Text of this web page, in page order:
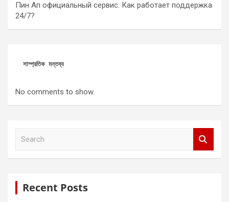
Пин Ап официальный сервис: Как работает поддержка
24/7?
সাম্প্রতিক মন্তব্য
No comments to show.
Recent Posts